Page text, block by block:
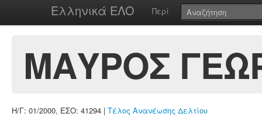
Ελληνικά ΕΛΟ Περί
ΜΑΥΡΟΣ
Η/Γ: 01/2000, ΕΣΟ: 41294 | Τέλος Ανανέωσης Δελτίου